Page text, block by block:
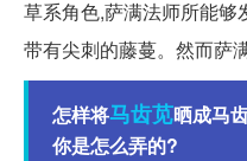
草系角色,萨满法师所能
带有尖刺的藤蔓。然而萨
怎样将马齿苋晒成马
你是怎么弄的?